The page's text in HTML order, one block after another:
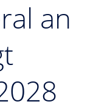
an